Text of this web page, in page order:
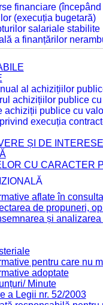
financiare
(execuția bugetară)
salariale
a finanțărilor
al achizițiilor
achizițiilor publice
achiziții publice cu
execuția
ȘI DE INTERESE
CU CARACTER
aflate în
de propuneri,
și
pentru care nu
adoptate
Minute
a Legii nr. 52/2003